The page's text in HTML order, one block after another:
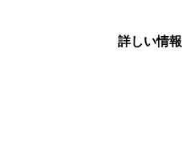
詳しい情報